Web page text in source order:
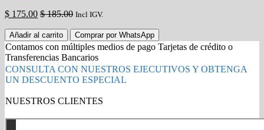
$ 175.00 $185.00 Incl IGV.
Toner
Canon
GPR-
53
Magenta
19,000
paginas
quantity
Añadir al carrito Comprar por WhatsApp
Contamos con múltiples medios de pago Tarjetas de crédito o
Transferencias Bancarios
CONSULTA CON NUESTROS EJECUTIVOS Y OBTENGA
UN DESCUENTO ESPECIAL
NUESTROS CLIENTES